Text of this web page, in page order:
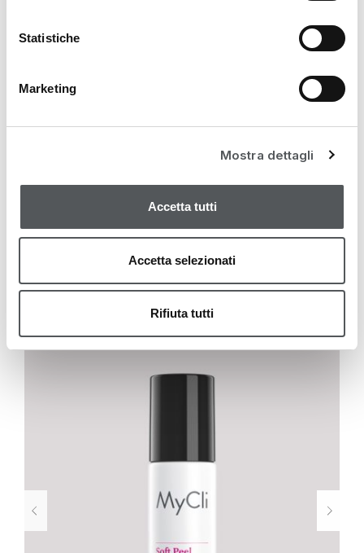
Statistiche
Marketing
Mostra dettagli
Accetta tutti
Accetta selezionati
Rifiuta tutti
RESURFACING
Prof Peel Progressives Peeling-Gel 15ml